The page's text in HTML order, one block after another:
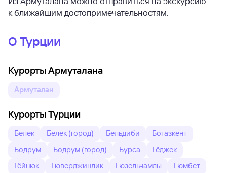
к ближайшим достопримечательностям.
О Турции
Курорты Армуталана
Армуталан
Курорты Турции
Белек Белек (город) Бельдиби
Богазкент
Бодрум
Бодрум (город) Бурса
Гёджек
Гёйнюк
Гюверджинлик Гюзельчамлы
Гюмбет